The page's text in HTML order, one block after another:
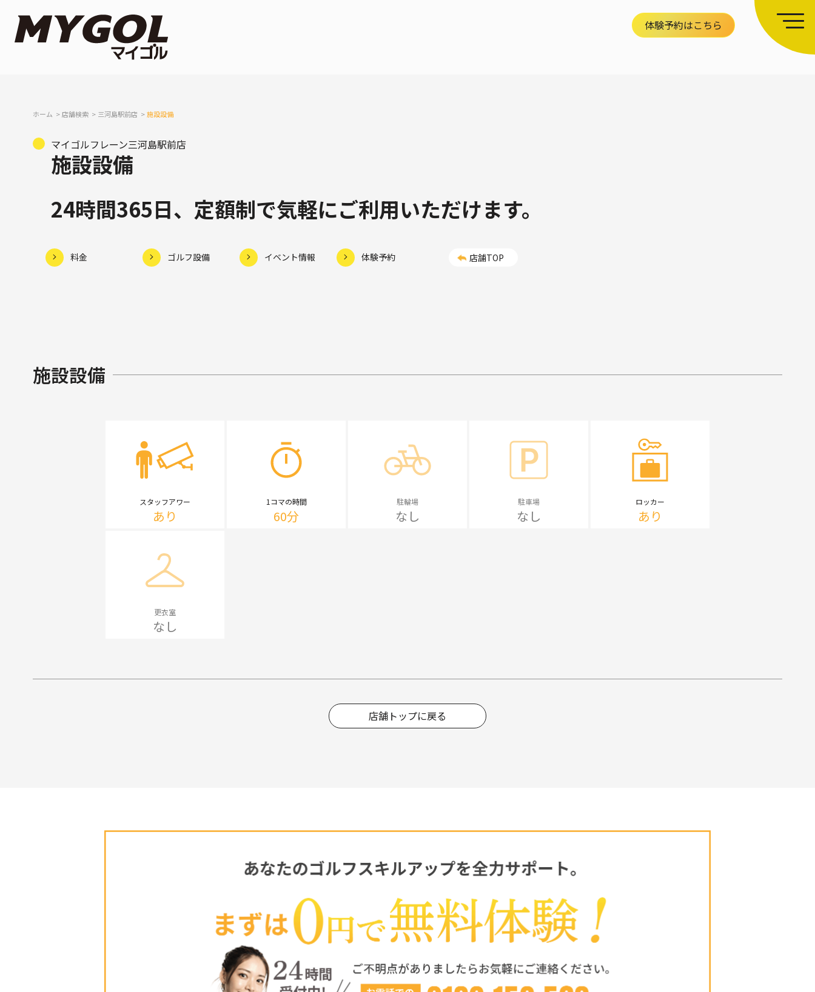
体験予約はこちら
ホーム 店舗検索 三河島駅前店 施設設備
マイゴルフレーン三河島駅前店
施設設備
24時間365日、定額制で気軽にご利用いただけます。
料金 ゴルフ設備 イベント情報 体験予約 店舗TOP
施設設備
スタッフアワー
あり
1コマの時間
60分
駐輪場
なし
駐車場
なし
ロッカー
あり
更衣室
なし
店舗トップに戻る